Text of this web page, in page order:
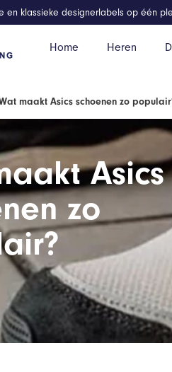
Home Heren
en klassieke designerlabels op één
maakt Asics schoenen zo
Asics
zo